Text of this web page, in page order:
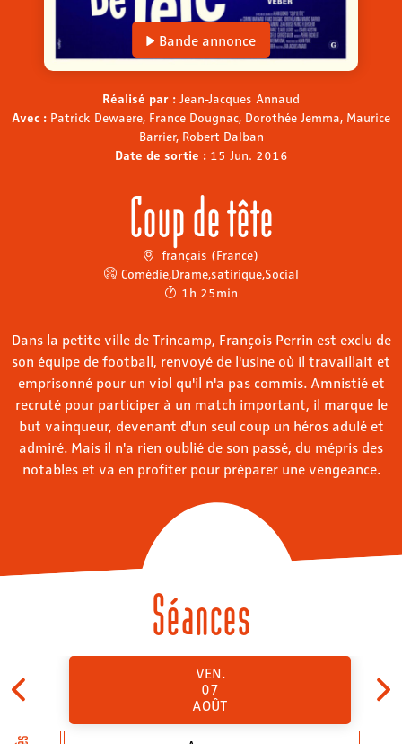
Bande annonce
Réalisé par : Jean-Jacques Annaud
Avec : Patrick Dewaere, France Dougnac, Dorothée Jemma, Maurice
Barrier, Robert Dalban
Date de sortie : 15 Jun. 2016
Coup de tête
français (France)
Comédie,Drame,satirique,Social
1h 25min
Dans la petite ville de Trincamp, François Perrin est exclu de
son équipe de football, renvoyé de l'usine où il travaillait et
emprisonné pour un viol qu'il n'a pas commis. Amnistié et
recruté pour participer à un match important, il marque le
but vainqueur, devenant d'un seul coup un héros adulé et
admiré. Mais il n'a rien oublié de son passé, du mépris des
notables et va en profiter pour préparer une vengeance.
Séances
VEN.
07
AOÛT